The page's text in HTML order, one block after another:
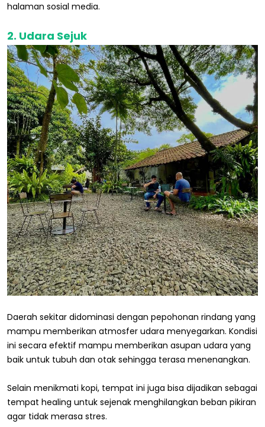
halaman sosial media.
2. Udara Sejuk
Daerah sekitar didominasi dengan pepohonan rindang yang
mampu memberikan atmosfer udara menyegarkan. Kondisi
ini secara efektif mampu memberikan asupan udara yang
baik untuk tubuh dan otak sehingga terasa menenangkan.
Selain menikmati kopi, tempat ini juga bisa dijadikan sebagai
tempat healing untuk sejenak menghilangkan beban pikiran
agar tidak merasa stres.